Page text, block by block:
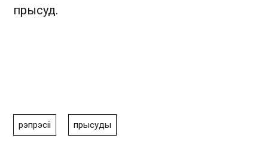
прысуд.
рэпрэсіі прысуды